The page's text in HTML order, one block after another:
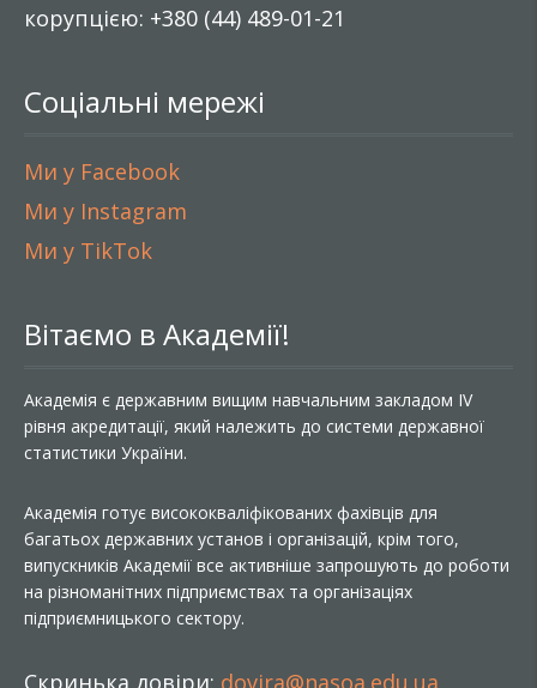
корупцією: +380 (44) 489-01-21
Соціальні мережі
Ми у Facebook
Ми у Instagram
Ми у TikTok
Вітаємо в Академії!
Академія є державним вищим навчальним закладом IV
рівня акредитації, який належить до системи державної
статистики України.
Академія готує висококваліфікованих фахівців для
багатьох державних установ і організацій, крім того,
випускників Академії все активніше запрошують до роботи
на різноманітних підприємствах та організаціях
підприємницького сектору.
Скринька довіри: dovira@nasoa.edu.ua